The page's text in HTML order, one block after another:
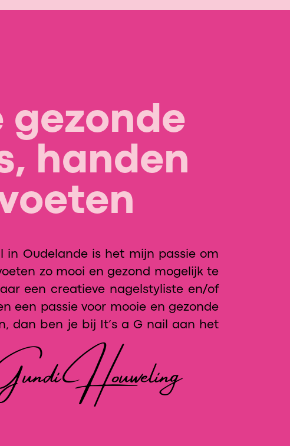
gezonde
handen
in Oudelande is het mijn passie om
zo mooi en gezond mogelijk te
een creatieve nagelstyliste en/of
een passie voor mooie en gezonde
dan ben je bij It’s a G nail aan het
Houweling